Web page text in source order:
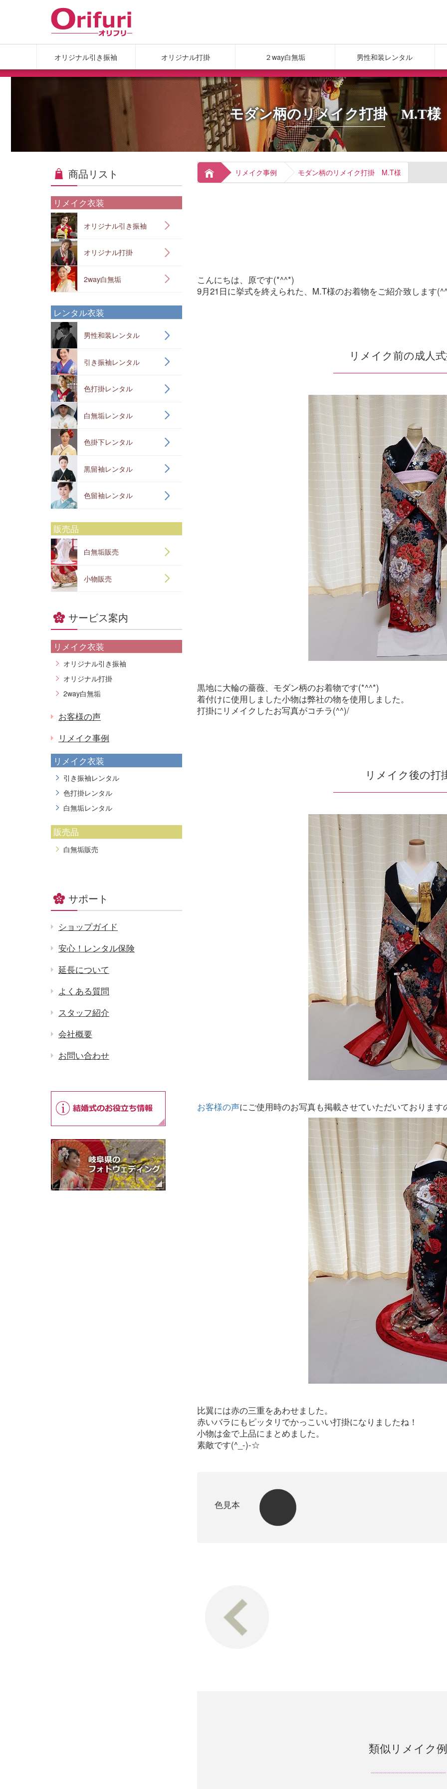
オリジナル引き振袖 オリジナル打掛 ２way白無垢 男性和装レンタル
モダン柄のリメイク打掛 M.T様
リメイク事例 モダン柄のリメイク打掛 M.T様
こんにちは、原です(*^^*)
9月21日に挙式を終えられた、M.T様のお着物をご紹介致します
リメイク前の成人
黒地に大輪の薔薇、モダン柄のお着物です(*^^*)
着付けに使用しました小物は弊社の物を使用しました。
打掛にリメイクしたお写真がコチラ(^^)/
リメイク後の打
お客様の声にご使用時のお写真も掲載させていただいておりま
比翼には赤の三重をあわせました。
赤いバラにもピッタリでかっこいい打掛になりましたね！
小物は金で上品にまとめました。
素敵です(^_-)-☆
色見本
類似リメイク
商品リスト
リメイク衣装
オリジナル引き振袖
オリジナル打掛
2way白無垢
レンタル衣装
男性和装レンタル
引き振袖レンタル
色打掛レンタル
白無垢レンタル
色掛下レンタル
黒留袖レンタル
色留袖レンタル
販売品
白無垢販売
小物販売
サービス案内
リメイク衣装
オリジナル引き振袖
オリジナル打掛
2way白無垢
お客様の声
リメイク事例
リメイク衣装
引き振袖レンタル
色打掛レンタル
白無垢レンタル
販売品
白無垢販売
サポート
ショップガイド
安心！レンタル保険
延長について
よくある質問
スタッフ紹介
会社概要
お問い合わせ